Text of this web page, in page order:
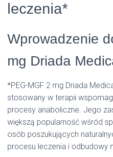
leczenia*
Wprowadzenie
mg Driada
*PEG-MGF 2 mg Driada
stosowany w terapii
procesy anaboliczne. Jego
większą popularność wśród
osób poszukujących
procesu leczenia i odbudowy